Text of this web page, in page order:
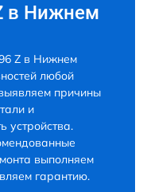
в Нижнем
Z в Нижнем
любой
причины
и
устройства.
выполняем
гарантию.